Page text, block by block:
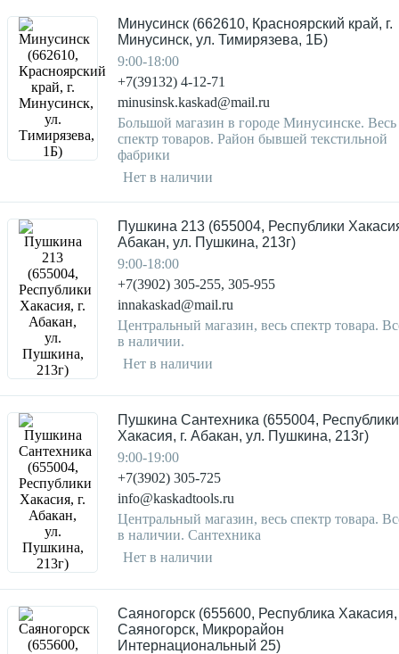
Минусинск (662610, Красноярский край, г.
Минусинск, ул. Тимирязева, 1Б)
9:00-18:00
+7(39132) 4-12-71
minusinsk.kaskad@mail.ru
Большой магазин в городе Минусинске. Весь
спектр товаров. Район бывшей текстильной
фабрики
Нет в наличии
Пушкина 213 (655004, Республики
Абакан, ул. Пушкина, 213г)
9:00-18:00
+7(3902) 305-255, 305-955
innakaskad@mail.ru
Центральный магазин, весь спектр товара.
в наличии.
Нет в наличии
Пушкина Сантехника (655004, Республики
Хакасия, г. Абакан, ул. Пушкина, 213г)
9:00-19:00
+7(3902) 305-725
info@kaskadtools.ru
Центральный магазин, весь спектр товара.
в наличии. Сантехника
Нет в наличии
Саяногорск (655600, Республика Хакасия,
Саяногорск, Микрорайон
Интернациональный 25)